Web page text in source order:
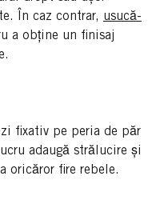
În caz contrar, usucă-
a obține un finisaj
fixativ pe peria de păr
adaugă strălucire și
oricăror fire rebele.